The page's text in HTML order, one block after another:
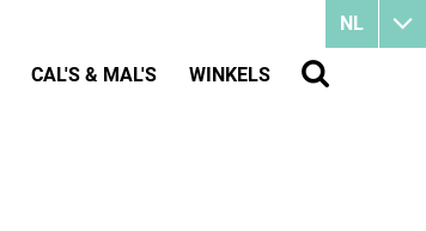
NL
CAL'S & MAL'S WINKELS